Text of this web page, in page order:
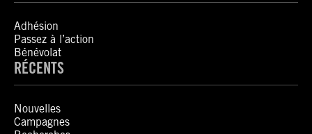
Adhésion
Passez à l’action
Bénévolat
RÉCENTS
Nouvelles
Campagnes